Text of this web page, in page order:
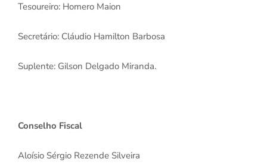
Tesoureiro: Homero Maion
Secretário: Cláudio Hamilton Barbosa
Suplente: Gilson Delgado Miranda.
Conselho Fiscal
Aloísio Sérgio Rezende Silveira